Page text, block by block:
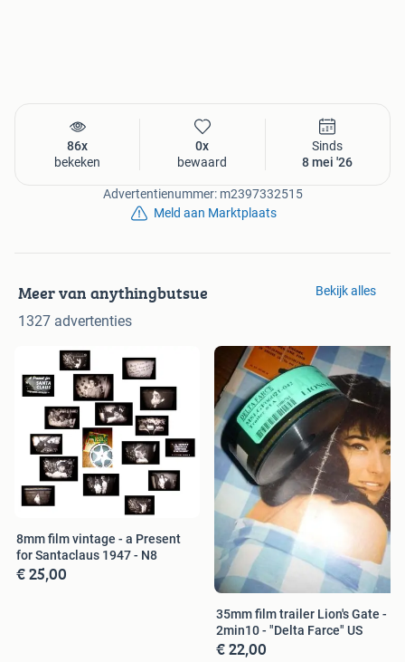
86x
bekeken
0x
bewaard
Sinds
8 mei '26
Advertentienummer: m2397332515
Meld aan Marktplaats
Meer van anythingbutsue
1327 advertenties
Bekijk alles
8mm film vintage - a Present
for Santaclaus 1947 - N8
€ 25,00
35mm film trailer Lion's Gate -
2min10 - "Delta Farce" US
€ 22,00